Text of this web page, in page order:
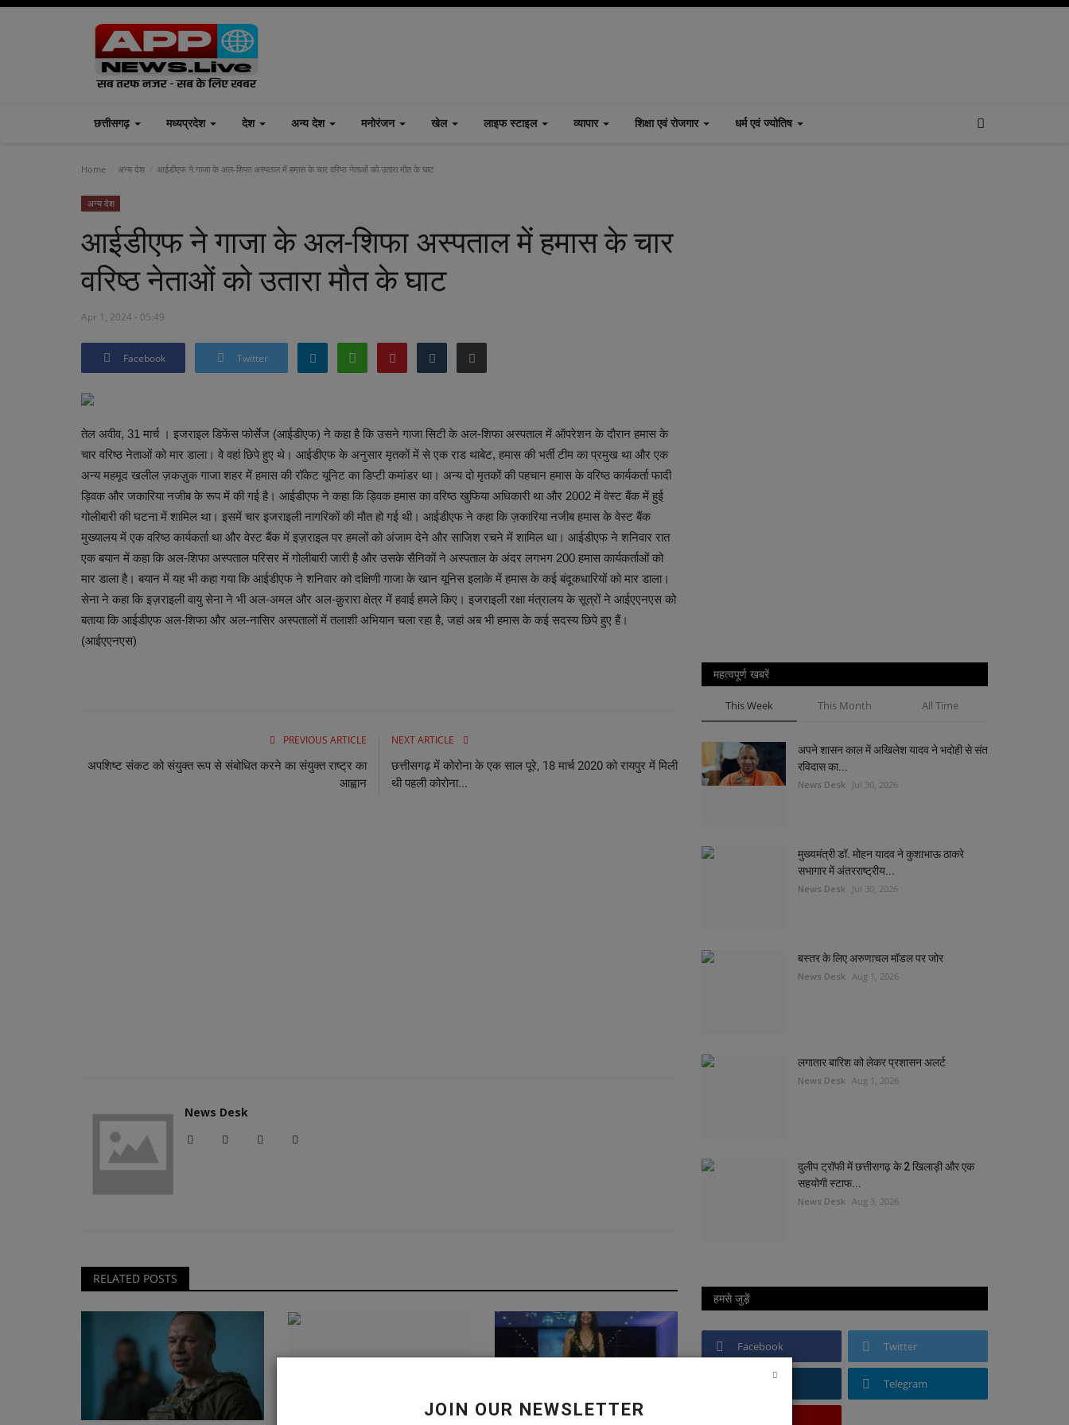
छत्तीसगढ़ मध्यप्रदेश देश अन्य देश मनोरंजन खेल लाइफ स्टाइल व्यापार शिक्षा एवं रोजगार धर्म एवं ज्योतिष
JOIN OUR NEWSLETTER
Home अन्य देश आईडीएफ ने गाजा के अल-शिफा अस्पताल में हमास के चार वरिष्ठ नेताओं को उतारा मौत के घाट
अन्य देश
आईडीएफ ने गाजा के अल-शिफा अस्पताल में हमास के चार
वरिष्ठ नेताओं को उतारा मौत के घाट
Apr 1, 2024 - 05:49
Facebook Twitter
तेल अवीव, 31 मार्च । इजराइल डिफेंस फोर्सेज (आईडीएफ) ने कहा है कि उसने गाजा सिटी के अल-शिफा अस्पताल में ऑपरेशन के दौरान हमास के
चार वरिष्ठ नेताओं को मार डाला। वेे वहां छिपे हुए थे। आईडीएफ के अनुसार मृतकों में से एक राड थाबेट, हमास की भर्ती टीम का प्रमुख था और एक
अन्य महमूद खलील ज़कज़ुक गाजा शहर में हमास की रॉकेट यूनिट का डिप्टी कमांडर था। अन्य दो मृतकों की पहचान हमास के वरिष्ठ कार्यकर्ता फादी
ड्विक और जकारिया नजीब के रूप में की गई है। आईडीएफ ने कहा कि ड्विक हमास का वरिष्ठ खुफिया अधिकारी था और 2002 में वेस्ट बैंक में हुई
गोलीबारी की घटना में शामिल था। इसमें चार इजराइली नागरिकों की मौत हो गई थी। आईडीएफ ने कहा कि ज़कारिया नजीब हमास के वेस्ट बैंक
मुख्यालय में एक वरिष्ठ कार्यकर्ता था और वेस्ट बैंक में इज़राइल पर हमलों को अंजाम देने और साजिश रचने में शामिल था। आईडीएफ ने शनिवार रात
एक बयान में कहा कि अल-शिफा अस्पताल परिसर में गोलीबारी जारी है और उसके सैनिकों ने अस्पताल के अंदर लगभग 200 हमास कार्यकर्ताओं को
मार डाला है। बयान में यह भी कहा गया कि आईडीएफ ने शनिवार को दक्षिणी गाजा के खान यूनिस इलाके में हमास के कई बंदूकधारियों को मार डाला।
सेना ने कहा कि इज़राइली वायु सेना ने भी अल-अमल और अल-क़ुरारा क्षेत्र में हवाई हमले किए। इजराइली रक्षा मंत्रालय के सूत्रों ने आईएएनएस को
बताया कि आईडीएफ अल-शिफा और अल-नासिर अस्पतालों में तलाशी अभियान चला रहा है, जहां अब भी हमास के कई सदस्य छिपे हुए हैं।
(आईएएनएस)
PREVIOUS ARTICLE
अपशिष्ट संकट को संयुक्त रूप से संबोधित करने का संयुक्त राष्ट्र का
आह्वान
NEXT ARTICLE
छत्तीसगढ़ में कोरोना के एक साल पूरे, 18 मार्च 2020 को रायपुर में मिली
थी पहली कोरोना...
News Desk
RELATED POSTS
महत्वपूर्ण खबरें
This Week This Month All Time
अपने शासन काल में अखिलेश यादव ने भदोही से संत
रविदास का...
News Desk Jul 30, 2026
मुख्यमंत्री डॉ. मोहन यादव ने कुशाभाऊ ठाकरे
सभागार में अंतरराष्ट्रीय...
News Desk Jul 30, 2026
बस्तर के लिए अरुणाचल मॉडल पर जोर
News Desk Aug 1, 2026
लगातार बारिश को लेकर प्रशासन अलर्ट
News Desk Aug 1, 2026
दुलीप ट्रॉफी में छत्तीसगढ़ के 2 खिलाड़ी और एक
सहयोगी स्टाफ...
News Desk Aug 3, 2026
हमसे जुड़ें
Facebook Twitter
Telegram